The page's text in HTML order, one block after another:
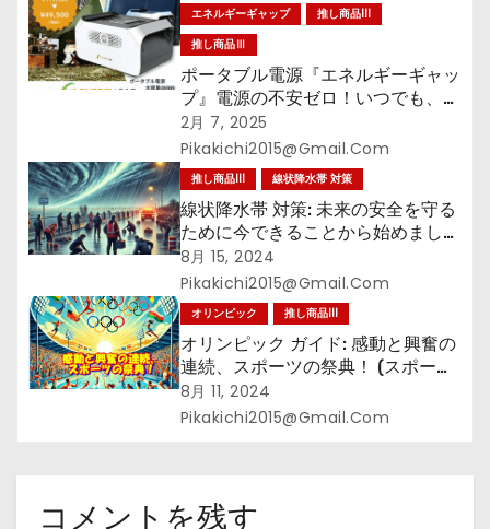
エネルギーギャップ
推し商品III
推し商品Ⅲ
ポータブル電源『エネルギーギャッ
プ』電源の不安ゼロ！いつでも、ど
こでも、確かな安心を!!
2月 7, 2025
Pikakichi2015@gmail.com
推し商品III 線状降水帯 対策
線状降水帯 対策: 未来の安全を守る
ために今できることから始めましょ
う 未来防災 (未来防災ブックス)
Kindle版
8月 15, 2024
Pikakichi2015@gmail.com
オリンピック 推し商品III
オリンピック ガイド: 感動と興奮の
連続、スポーツの祭典！ (スポーツ
ブックス) Kindle版
8月 11, 2024
Pikakichi2015@gmail.com
コメントを残す